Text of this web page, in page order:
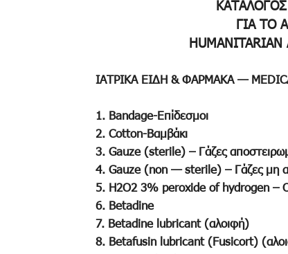
ΓΙΑ ΤΟ
HUMANITARIAN
ΙΑΤΡΙΚΑ ΕΙΔΗ & ΦΑΡΜΑΚΑ —
1. Bandage-Επίδεσμοι
2. Cotton-Βαμβάκι
3. Gauze (sterile) – Γάζες
4. Gauze (non — sterile) – Γάζες μη
5. H2O2 3% peroxide of hydrogen –
6. Betadine
7. Betadine lubricant (αλοιφή)
8. Betafusin lubricant (Fusicort)